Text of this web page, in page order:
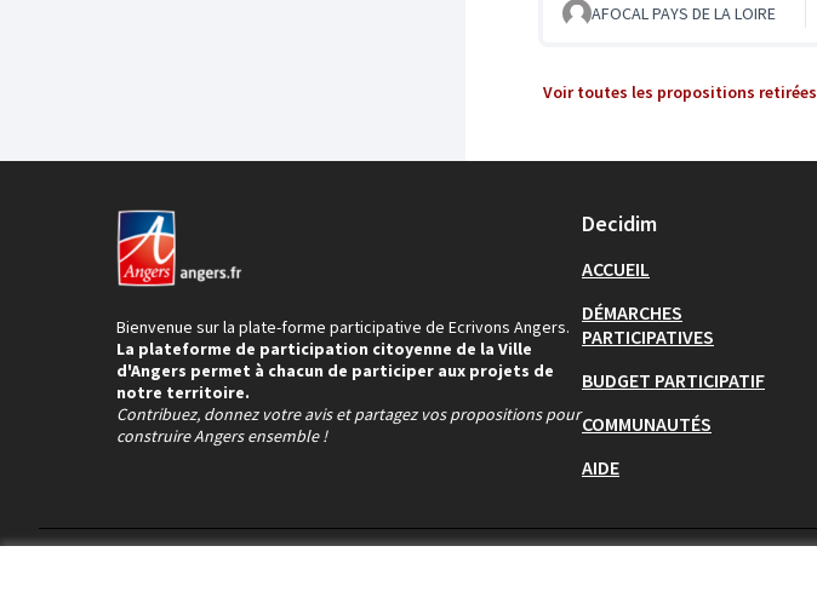
AFOCAL PAYS DE LA LOIRE
Voir toutes les propositions retirées
Bienvenue sur la plate-forme participative de Ecrivons Angers.
La plateforme de participation citoyenne de la Ville
d'Angers permet à chacun de participer aux projets de
notre territoire.
Contribuez, donnez votre avis et partagez vos propositions pour
construire Angers ensemble !
Decidim
ACCUEIL
DÉMARCHES
PARTICIPATIVES
BUDGET PARTICIPATIF
COMMUNAUTÉS
AIDE